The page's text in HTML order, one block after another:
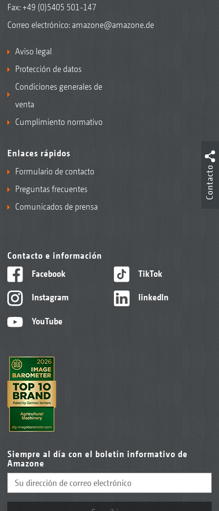
Fax: +49 (0)5405 501-147
Correo electrónico: amazone@amazone.de
Aviso legal
Protección de datos
Condiciones generales de
venta
Cumplimiento normativo
Enlaces rápidos
Formulario de contacto
Preguntas frecuentes
Comunicados de prensa
Contacto e información
Facebook
Instagram
YouTube
TikTok
linkedIn
Siempre al día con el boletín informativo de
Amazone
Contacto